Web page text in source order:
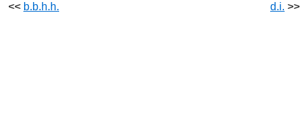
<< b.b.h.h. d.i. >>